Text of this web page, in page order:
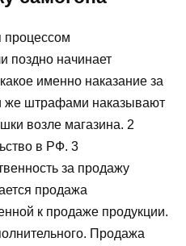
процессом
поздно начинает
именно наказание за
же штрафами наказывают
возле магазина. 2
в РФ. 3
за продажу
продажа
к продаже продукции.
Продажа